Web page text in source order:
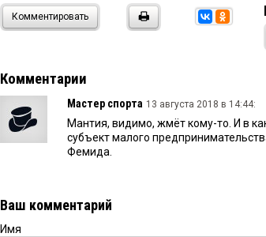
Комментировать
Комментарии
Мастер спорта 13 августа 2018 в 14:44:
Мантия, видимо, жмёт кому-то. И в
субъект малого
Фемида.
Ваш комментарий
Имя